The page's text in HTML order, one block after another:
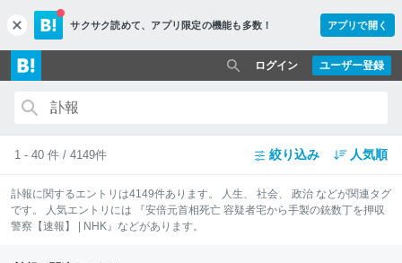
c
l
o
s
e
サクサク読めて、 アプリ限定の機能も多数！ アプリで開く
ユーザー登録
ログイン
1 - 40 件 / 4149件 絞り込み 人気順
訃報に関するエントリは4149件あります。 人生、 社会、 政治 などが関連タグ
です。 人気エントリには
『安倍元首相死亡 容疑者宅から手製の銃数丁を押収
警察【速報】 | NHK』 などがあります。